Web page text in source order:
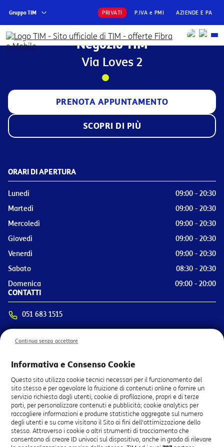
Gruppo TIM PRIVATI P.IVA e PMI AZIENDE E PA
Negozio TIM
Via Loves 2
PRENOTA APPUNTAMENTO
SCOPRI DI PIÙ
ORARI DI APERTURA
Lunedì
09:00 - 20:30
Martedì
09:00 - 20:30
Mercoledì
09:00 - 20:30
Giovedì
09:00 - 20:30
Venerdì
09:00 - 20:30
Sabato
08:30 - 20:30
Domenica
09:00 - 20:00
CONTATTI
051 683 1515
Attivazione Linea di Casa
Attivazione Linea Mobile
Pagamento bolletta
Vendita Smartphone e Tablet
Attivazione TV TIMVISION
Attivazione Servizi Smart Home
Informativa e Consenso Cookie
Questo sito utilizza cookie tecnici necessari per il funzionamento del
sito stesso e per agevolare la fruizione di contenuti online o fornire un
servizio richiesto dagli utenti; cookie di profilazione, propri e di terze
parti, per personalizzare contenuti e pubblicità; cookie analytics per
raccogliere informazioni e produrre statistiche aggregate sul numero
degli utenti e su come visitano il Sito ai fini dell'ottimizzazione dello
stesso. Attraverso i cookie o altri strumenti di tracciamento che
consentono di creare ID univoci sul dispositivo, anche in grado di rilevare
Continua senza accettare